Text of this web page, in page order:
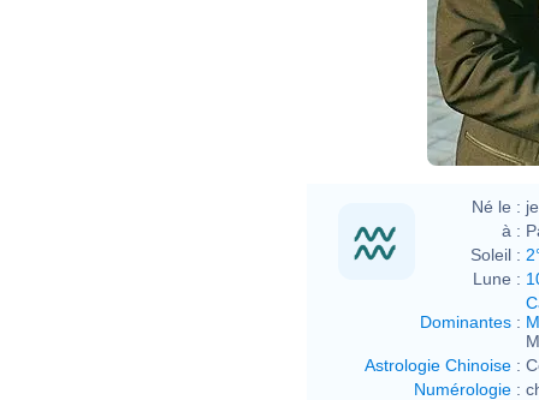
Né le :
à :
Soleil :
Lune :
Dominantes :
Astrologie Chinoise :
Numérologie :